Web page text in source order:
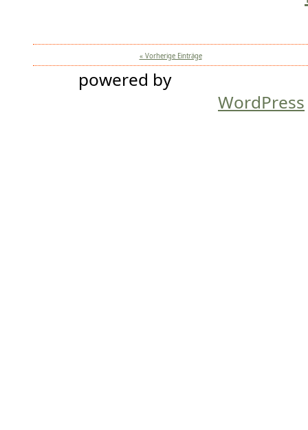
« Vorherige Einträge
powered by
WordPress